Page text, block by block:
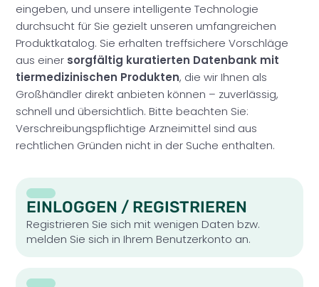
eingeben, und unsere intelligente Technologie
durchsucht für Sie gezielt unseren umfangreichen
Produktkatalog. Sie erhalten treffsichere Vorschläge
aus einer sorgfältig kuratierten Datenbank mit
tiermedizinischen Produkten, die wir Ihnen als
Großhändler direkt anbieten können – zuverlässig,
schnell und übersichtlich. Bitte beachten Sie:
Verschreibungspflichtige Arzneimittel sind aus
rechtlichen Gründen nicht in der Suche enthalten.
EINLOGGEN / REGISTRIEREN
Registrieren Sie sich mit wenigen Daten bzw.
melden Sie sich in Ihrem Benutzerkonto an.